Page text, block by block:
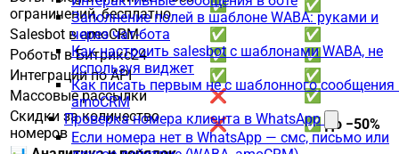
Заполнение полей в шаблоне WABA: руками и
через чат-бота
Как настроить salesbot с шаблонами WABA, не
используя виджет
Как писать первым не с шаблонного сообщения
amoCRM
Проверка номера клиента в WhatsApp
Если номера нет в WhatsApp — смс, письмо или
ограничений, бесплатно
✅
✅
Salesbot в amoCRM
✅
✅
Роботы в Битрикс24
✅
✅
Интеграции по API
✅
✅
Массовые рассылки
❌
✅
Скидки за количество
номеров
❌ ✅до −50%